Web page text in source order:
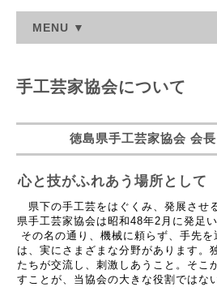
MENU ▼
手工芸家協会について
徳島県手工芸家協会 会
心と技がふれあう場所として
県下の手工芸をはぐくみ、発展させ
県手工芸家協会は昭和48年2月に発足い
その名の通り、機械に頼らず、手先
は、実にさまざまな分野があります。
たちが交流し、刺激しあうこと。そこ
すことが、当協会の大きな役割ではな